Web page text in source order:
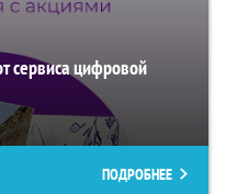
сервиса цифровой
ПОДРОБНЕЕ